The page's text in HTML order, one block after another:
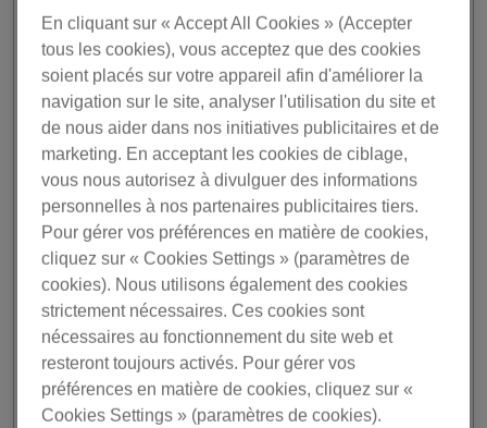
Avec rekordbox Cloud Unlimited powered by Dropbox, le
rekordbox Professional Plan est le tout premier logiciel DJ
à proposer une capacité de stockage illimitée avec
Dropbox, le premier service cloud au monde. Autrement
dit, vous pouvez stocker en toute sécurité une quantité
illimitée de musique en ligne, quelle que soit la taille de
votre bibliothèque rekordbox . Chaque piste peut être
téléchargée dans le cloud, au même titre que toutes les
métadonnées telles que les playlists, les Hot Cues et les
informations sur les loops et les tags. Vous n’aurez
besoin que d’un seul compte Dropbox, où vous pourrez
exploiter le stockage illimité pour votre usage personnel et
professionnel individuel1 .
Avec la fonction Collection Auto Upload, chaque fichier
que vous importez dans rekordbox est automatiquement
sauvegardé dans le cloud. En souscrivant au
Professional Plan, vous n’avez pas non plus à vous
En cliquant sur « Accept All Cookies » (Accepter
tous les cookies), vous acceptez que des cookies
soient placés sur votre appareil afin d'améliorer la
navigation sur le site, analyser l'utilisation du site et
de nous aider dans nos initiatives publicitaires et de
marketing. En acceptant les cookies de ciblage,
vous nous autorisez à divulguer des informations
personnelles à nos partenaires publicitaires tiers.
Pour gérer vos préférences en matière de cookies,
cliquez sur « Cookies Settings » (paramètres de
cookies). Nous utilisons également des cookies
strictement nécessaires. Ces cookies sont
nécessaires au fonctionnement du site web et
resteront toujours activés. Pour gérer vos
préférences en matière de cookies, cliquez sur «
Cookies Settings » (paramètres de cookies).